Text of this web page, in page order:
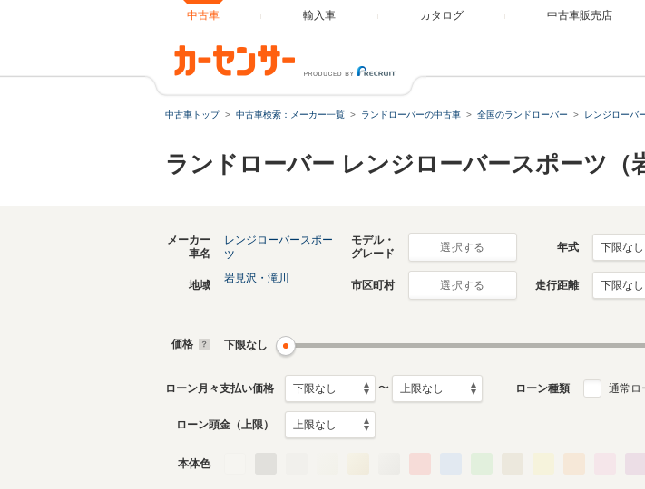
中古車 輸入車 カタログ 中古車販売店
中古車トップ 中古車検索：メーカー一覧 ランドローバーの中古車 全国のランドローバー レンジローバ
ランドローバー レンジローバースポーツ（
メーカー
車名
レンジローバースポー
ツ
モデル・
グレード
選択する 年式
地域
岩見沢・滝川
市区町村 選択する 走行距離
価格 下限なし
ローン月々支払い価格 〜 ローン種類 通常ロ
ローン頭金（上限）
本体色